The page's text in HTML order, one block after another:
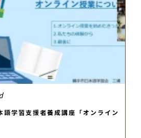
語学習支援者養成講座「オンライン